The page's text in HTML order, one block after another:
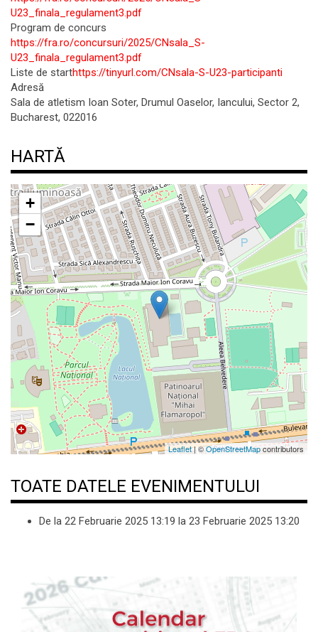
U23_finala_regulament3.pdf
Program de concurs
https://fra.ro/concursuri/2025/CNsala_S-
U23_finala_regulament3.pdf
Liste de starthttps://tinyurl.com/CNsala-S-U23-participanti
Adresă
Sala de atletism Ioan Soter, Drumul Oaselor, Iancului, Sector 2,
Bucharest, 022016
HARTĂ
+
−
Leaflet| ©OpenStreetMapcontributors
TOATE DATELE EVENIMENTULUI
De la 22 Februarie 2025 13:19 la 23 Februarie 2025 13:20